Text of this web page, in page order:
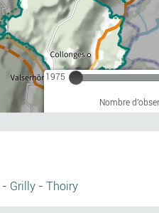
1975
Nombre
- Grilly - Thoiry